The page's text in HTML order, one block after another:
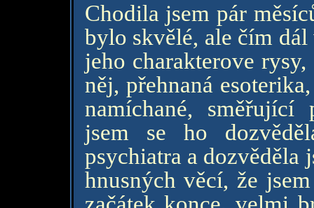
Chodila jsem pár
bylo skvělé, ale čím
jeho charakterove
něj, přehnaná
namíchané,
jsem se ho
psychiatra a dozvěděla
hnusných věcí, že